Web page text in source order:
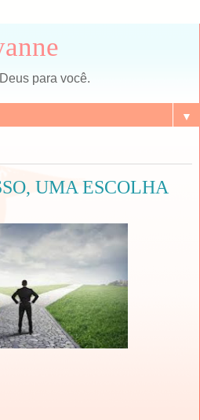
para você.
▼
UMA ESCOLHA